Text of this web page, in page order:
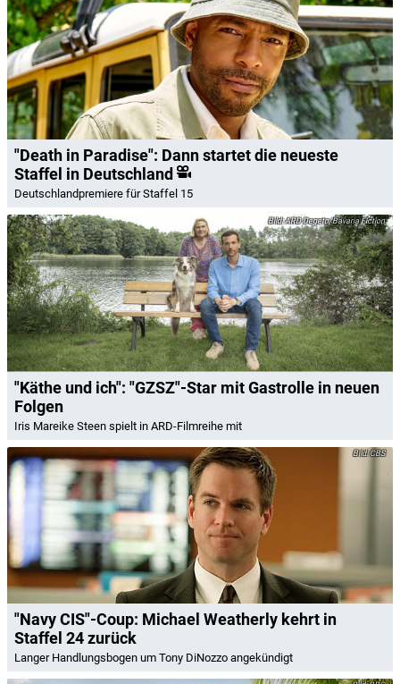
"Death in Paradise": Dann startet die neueste
Staffel in Deutschland
Deutschlandpremiere für Staffel 15
ARD Degeto/Bavaria Fiction
"Käthe und ich": "GZSZ"-Star mit Gastrolle in neuen
Folgen
Iris Mareike Steen spielt in ARD-Filmreihe mit
CBS
"Navy CIS"-Coup: Michael Weatherly kehrt in
Staffel 24 zurück
Langer Handlungsbogen um Tony DiNozzo angekündigt